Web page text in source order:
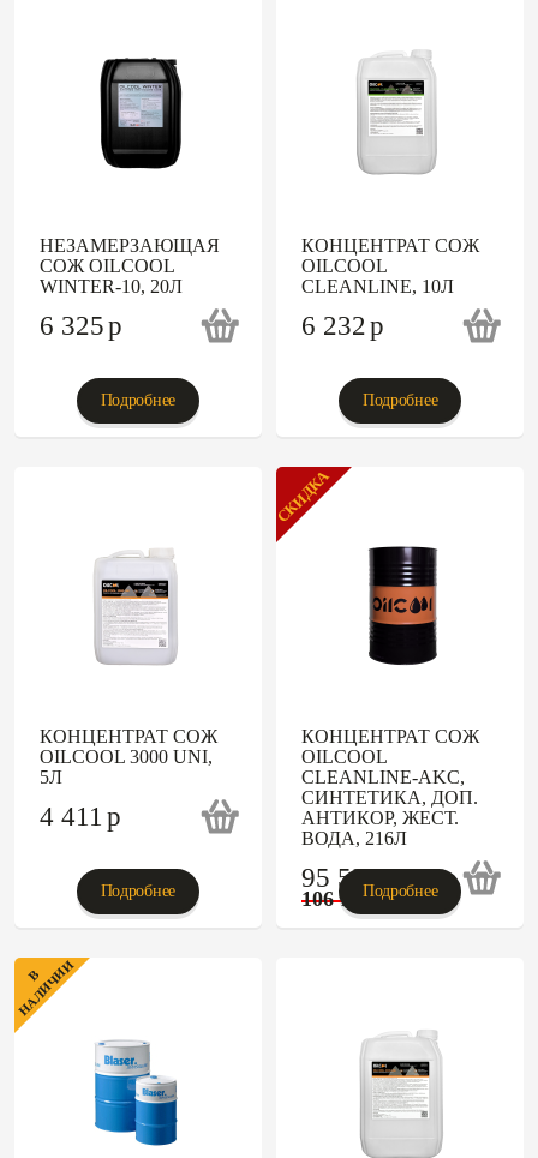
НЕЗАМЕРЗАЮЩАЯ
СОЖ OILCOOL
WINTER-10, 20Л
6 325p
Подробнее
КОНЦЕНТРАТ СОЖ
OILCOOL
CLEANLINE, 10Л
6 232p
Подробнее
КОНЦЕНТРАТ СОЖ
OILCOOL 3000 UNI,
5Л
4 411p
Подробнее
СКИДКА
КОНЦЕНТРАТ СОЖ
OILCOOL
CLEANLINE-AKC,
СИНТЕТИКА, ДОП.
АНТИКОР, ЖЕСТ.
ВОДА, 216Л
95 526p
106 140p
Подробнее
В
НАЛИЧИИ